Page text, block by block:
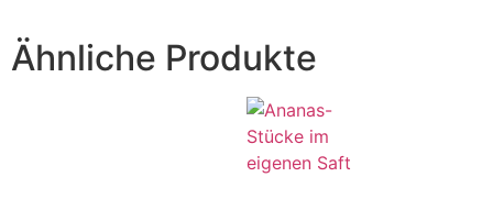
Ähnliche Produkte